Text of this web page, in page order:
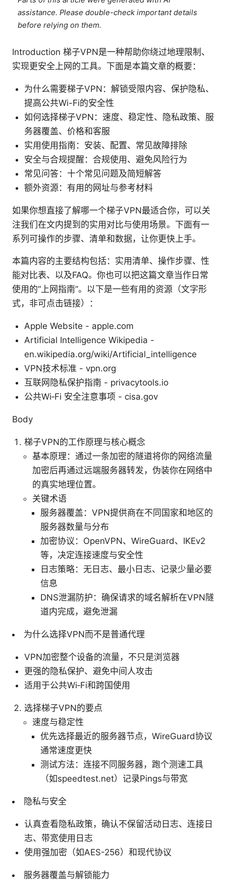
assistance. Please double-check important details
before relying on them.
Introduction 梯子VPN是一种帮助你绕过地理限制、
实现更安全上网的工具。下面是本篇文章的概要：
为什么需要梯子VPN：解锁受限内容、保护隐私、
提高公共Wi-Fi的安全性
如何选择梯子VPN：速度、稳定性、隐私政策、服
务器覆盖、价格和客服
实用使用指南：安装、配置、常见故障排除
安全与合规提醒：合规使用、避免风险行为
常见问答：十个常见问题及简短解答
额外资源：有用的网址与参考材料
如果你想直接了解哪一个梯子VPN最适合你，可以关
注我们在文内提到的实用对比与使用场景。下面有一
系列可操作的步骤、清单和数据，让你更快上手。
本篇内容的主要结构包括：实用清单、操作步骤、性
能对比表、以及FAQ。你也可以把这篇文章当作日常
使用的“上网指南”。以下是一些有用的资源（文字形
式，非可点击链接）：
Apple Website - apple.com
Artificial Intelligence Wikipedia -
en.wikipedia.org/wiki/Artificial_intelligence
VPN技术标准 - vpn.org
互联网隐私保护指南 - privacytools.io
公共Wi‑Fi 安全注意事项 - cisa.gov
Body
梯子VPN的工作原理与核心概念
基本原理：通过一条加密的隧道将你的网络流量
加密后再通过远端服务器转发，伪装你在网络中
的真实地理位置。
关键术语
服务器覆盖：VPN提供商在不同国家和地区的
服务器数量与分布
加密协议：OpenVPN、WireGuard、IKEv2
等，决定连接速度与安全性
日志策略：无日志、最小日志、记录少量必要
信息
DNS泄漏防护：确保请求的域名解析在VPN隧
道内完成，避免泄漏
为什么选择VPN而不是普通代理
VPN加密整个设备的流量，不只是浏览器
更强的隐私保护、避免中间人攻击
适用于公共Wi‑Fi和跨国使用
选择梯子VPN的要点
速度与稳定性
优先选择最近的服务器节点，WireGuard协议
通常速度更快
测试方法：连接不同服务器，跑个测速工具
（如speedtest.net）记录Pings与带宽
隐私与安全
认真查看隐私政策，确认不保留活动日志、连接日
志、带宽使用日志
使用强加密（如AES-256）和现代协议
服务器覆盖与解锁能力